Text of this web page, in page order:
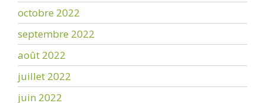
octobre 2022
septembre 2022
août 2022
juillet 2022
juin 2022